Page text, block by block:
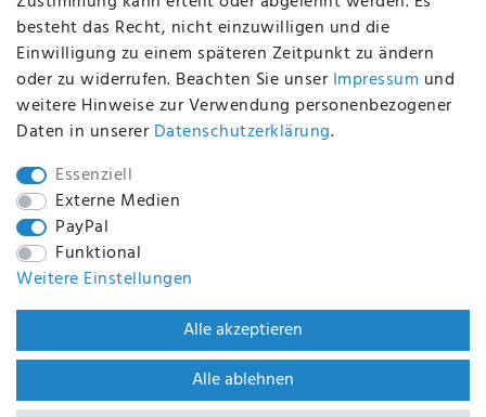
BEQUEM UND SICHER BEZAHLEN MIT
BEI UNS SIND SIE SICHER!
WIR VERSENDEN MIT
WIR SIND ZERTIFIZIERT DURCH
besteht das Recht, nicht einzuwilligen und die
Einwilligung zu einem späteren Zeitpunkt zu ändern
oder zu widerrufen. Beachten Sie unser Impressum und
weitere Hinweise zur Verwendung personenbezogener
Daten in unserer Daten­schutz­erklärung.
Essenziell
Externe Medien
PayPal
Funktional
Weitere Einstellungen
Alle akzeptieren
Alle ablehnen